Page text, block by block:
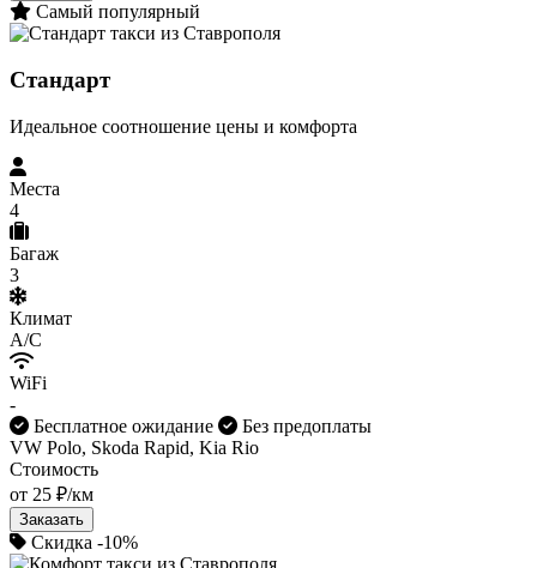
Самый популярный
Стандарт
Идеальное соотношение цены и комфорта
Места
4
Багаж
3
Климат
A/C
WiFi
-
Бесплатное ожидание
Без предоплаты
VW Polo, Skoda Rapid, Kia Rio
Стоимость
от 25 ₽/км
Заказать
Скидка -10%